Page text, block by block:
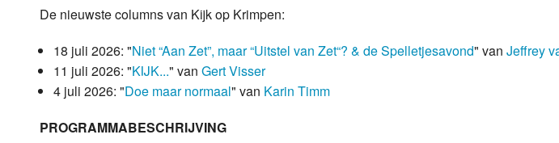
Vrijdag
Luister LOK Live
LOK schijf
Oude LOK programma's
De nieuwste columns van Kijk op Krimpen:
18 juli 2026: "Niet “Aan Zet”, maar “Uitstel van Zet“? & de Spelletjesavond" vanJeffrey
11 juli 2026: "KIJK..." vanGert Visser
4 juli 2026: "Doe maar normaal" van Karin Timm
PROGRAMMABESCHRIJVING